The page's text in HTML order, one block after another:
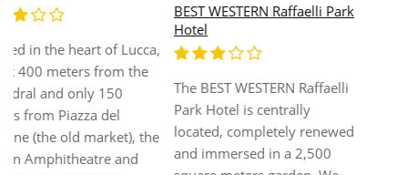
Eurostars Toscana
situated in a conveniently
central location. Links to the
public transport system can
be reached within 2 km of